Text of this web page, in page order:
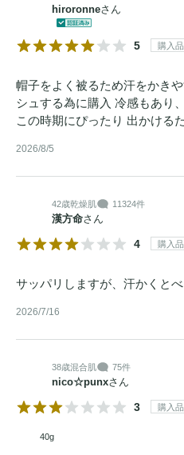
hiroronneさん
5 購入品
帽子をよく被るため汗をかき
シュする為に購入 冷感もあり
この時期にぴったり 出かける
2026/8/5
42歳乾燥肌 11324件
漢方命さん
4 購入品
サッパリしますが、汗かくと
2026/7/16
38歳混合肌 75件
nico☆punxさん
3 購入品
40g